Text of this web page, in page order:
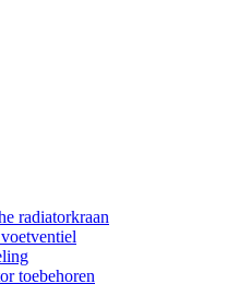
radiatorkraan
toebehoren